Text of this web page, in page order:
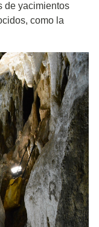
de yacimientos
como la